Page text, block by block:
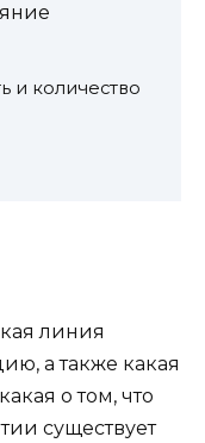
и количество
линия
а также какая
о том, что
существует